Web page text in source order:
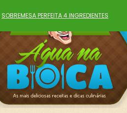
SOBREMESA PERFEITA 4 INGREDIENTES